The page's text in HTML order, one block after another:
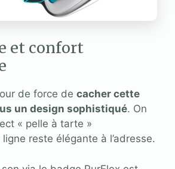
et confort
de force de cacher cette
un design sophistiqué. On
« pelle à tarte »
reste élégante à l’adresse.